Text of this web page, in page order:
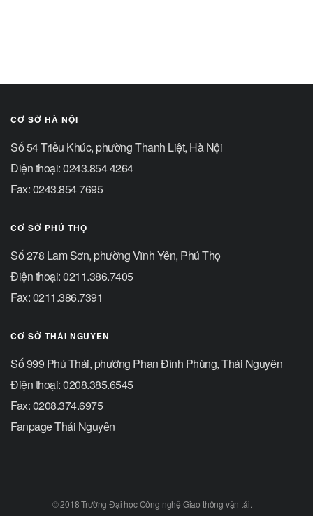
CƠ SỞ HÀ NỘI
Số 54 Triều Khúc, phường Thanh Liệt, Hà Nội
Điện thoại: 0243.854 4264
Fax: 0243.854 7695
CƠ SỞ PHÚ THỌ
Số 278 Lam Sơn, phường Vĩnh Yên, Phú Thọ
Điện thoại: 0211.386.7405
Fax: 0211.386.7391
CƠ SỞ THÁI NGUYÊN
Số 999 Phú Thái, phường Phan Đình Phùng, Thái Nguyên
Điện thoại: 0208.385.6545
Fax: 0208.374.6975
Fanpage Thái Nguyên
© 2018 Trường Đại học Công nghệ Giao thông vận tải.